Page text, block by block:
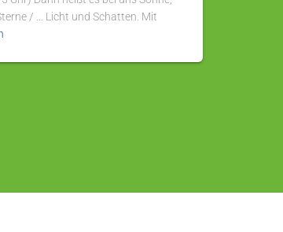
/ … Licht und Schatten. Mit